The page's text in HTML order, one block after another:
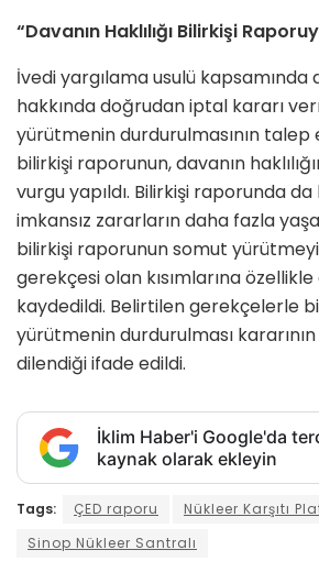
“Davanın Haklılığı Bilirkişi
İvedi yargılama usulü kapsamında
hakkında doğrudan iptal kararı
yürütmenin durdurulmasının talep
bilirkişi raporunun, davanın
vurgu yapıldı. Bilirkişi raporunda
imkansız zararların daha fazla
bilirkişi raporunun somut
gerekçesi olan kısımlarına
kaydedildi. Belirtilen gerekçelerle
yürütmenin durdurulması
dilendiği ifade edildi.
İklim Haber'i Google'da
kaynak olarak ekleyin
Tags: ÇED raporu
Nükleer Karşıtı
Sinop Nükleer Santralı